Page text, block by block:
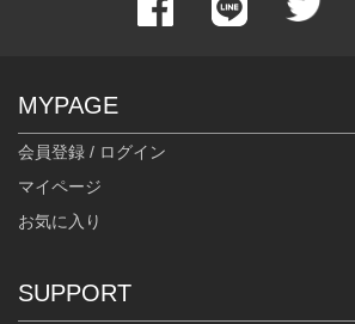
MYPAGE
会員登録 / ログイン
マイページ
お気に入り
SUPPORT